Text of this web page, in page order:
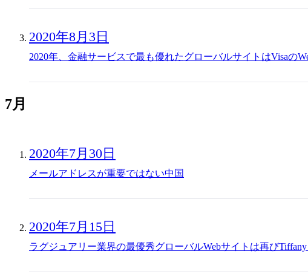
2020年8月3日
2020年、金融サービスで最も優れたグローバルサイトはVisaの
7月
2020年7月30日
メールアドレスが重要ではない中国
2020年7月15日
ラグジュアリー業界の最優秀グローバルWebサイトは再び